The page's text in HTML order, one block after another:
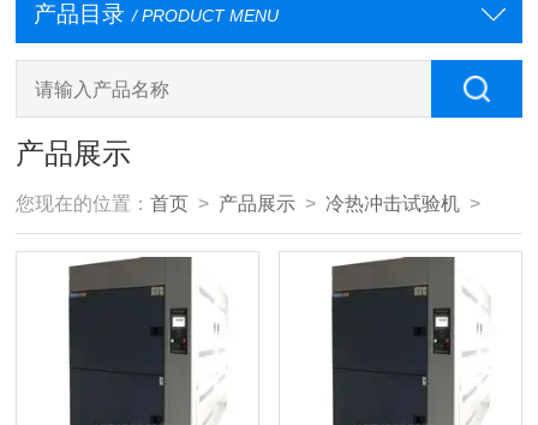
产品目录 / PRODUCT MENU
产品展示
您现在的位置：首页 > 产品展示 >冷热冲击试验机 >